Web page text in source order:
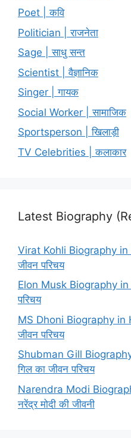
Poet | कवि
Politician | राजनेता
Sage | साधु सन्त
Scientist | वैज्ञानिक
Singer | गायक
Social Worker | सामाजिक
Sportsperson | खिलाड़ी
TV Celebrities | कलाकार
Latest Biography
Virat Kohli Biography in
जीवन परिचय
Elon Musk Biography
परिचय
MS Dhoni Biography in
जीवन परिचय
Shubman Gill
गिल का जीवन परिचय
Narendra Modi
नरेंद्र मोदी की जीवनी